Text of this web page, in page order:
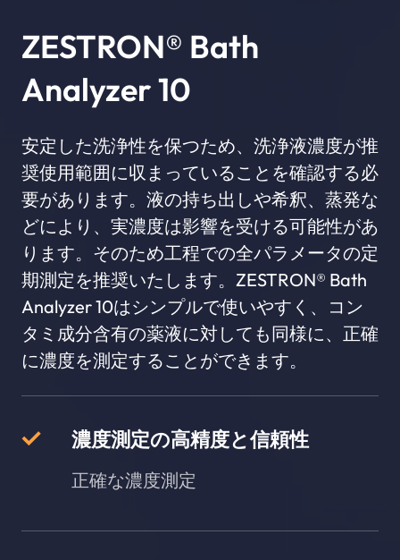
ZESTRON® Bath
Analyzer 10
安定した洗浄性を保つため、洗浄液濃度が推
奨使用範囲に収まっていることを確認する必
要があります。液の持ち出しや希釈、蒸発な
どにより、実濃度は影響を受ける可能性があ
ります。そのため工程での全パラメータの定
期測定を推奨いたします。ZESTRON® Bath
Analyzer 10はシンプルで使いやすく、コン
タミ成分含有の薬液に対しても同様に、正確
に濃度を測定することができます。
濃度測定の高精度と信頼性
正確な濃度測定